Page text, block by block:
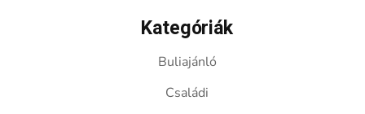
Kategóriák
Buliajánló
Családi